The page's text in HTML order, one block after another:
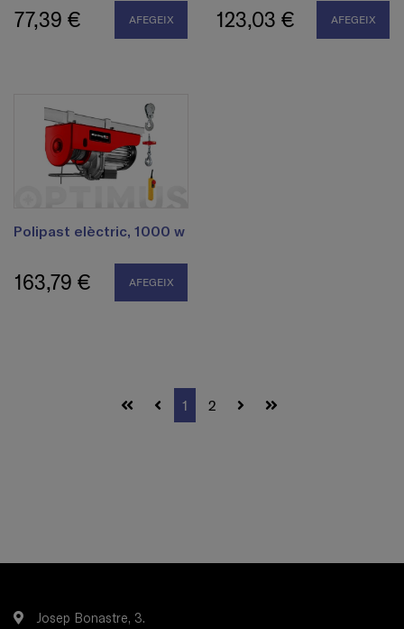
77,39 € AFEGEIX 123,03 € AFEGEIX
Polipast elèctric, 1000 w
163,79 € AFEGEIX
1 2
Josep Bonastre, 3.